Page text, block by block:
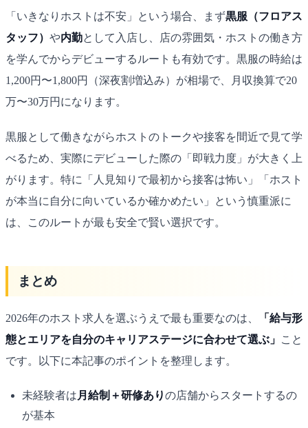
「いきなりホストは不安」という場合、まず黒服（フロアス
タッフ） や内勤として入店し、店の雰囲気・ホストの働き方
を学んでからデビューするルートも有効です。黒服の時給は
1,200円〜1,800円（深夜割増込み）が相場で、月収換算で20
万〜30万円になります。
黒服として働きながらホストのトークや接客を間近で見て学
べるため、実際にデビューした際の「即戦力度」が大きく上
がります。特に「人見知りで最初から接客は怖い」「ホスト
が本当に自分に向いているか確かめたい」という慎重派に
は、このルートが最も安全で賢い選択です。
まとめ
2026年のホスト求人を選ぶうえで最も重要なのは、
「給与形
態とエリアを自分のキャリアステージに合わせて選ぶ」 こと
です。以下に本記事のポイントを整理します。
未経験者は月給制＋研修ありの店舗からスタートするの
が基本